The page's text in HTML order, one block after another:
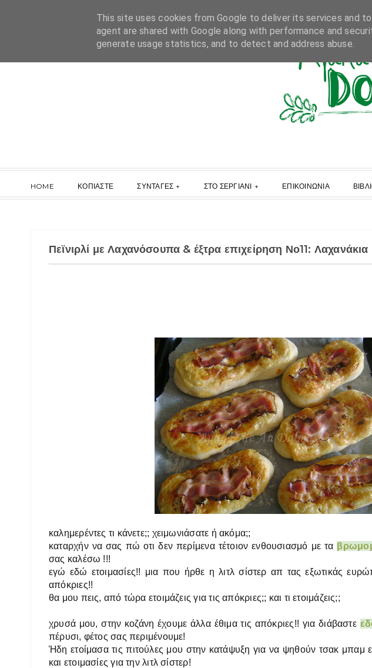
HOME ΚΟΠΙΑΣΤΕ ΣΥΝΤΑΓΕΣ ΣΤΟ ΣΕΡΓΙΑΝΙ ΕΠΙΚΟΙΝΩΝΙΑ
Πεϊνιρλί με Λαχανόσουπα & έξτρα επιχείρηση Νο11:
καλημερέντες τι κάνετε;; χειμωνιάσατε ή ακόμα;;
καταρχήν να σας πώ οτι δεν περίμενα τέτοιον ενθουσιασμό με τα
σας καλέσω !!!
εγώ εδώ ετοιμασίες!! μια που ήρθε η λιτλ σίστερ απ τας εξωτικάς
απόκριες!!
θα μου πεις, από τώρα ετοιμάζεις για τις απόκριες;; και τι ετοιμάζεις;;
χρυσά μου, στην κοζάνη έχουμε άλλα έθιμα τις απόκριες!! για διάβαστε
πέρυσι, φέτος σας περιμένουμε!
Ήδη ετοίμασα τις πιτούλες μου στην κατάψυξη για να ψηθούν τσακ μπαμ
και ετοιμασίες για την λιτλ σίστερ!
This site uses cookies from Google to deliver its services and
agent are shared with Google along with performance and
generate usage statistics, and to detect and address abuse.